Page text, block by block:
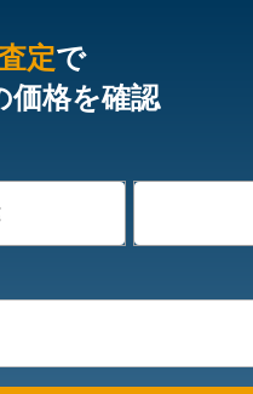
定で
価格を確認